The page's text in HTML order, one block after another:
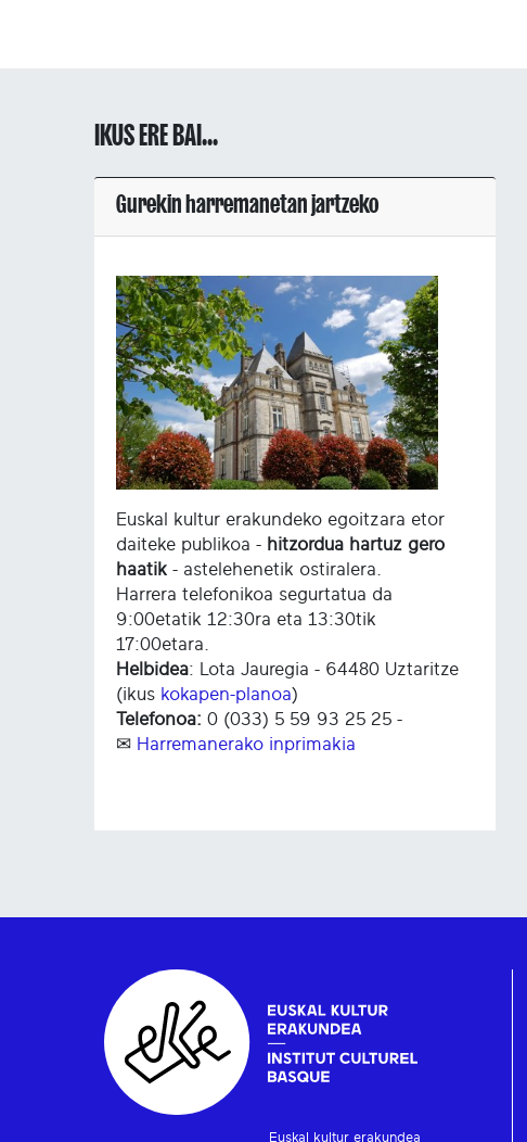
IKUS ERE BAI...
Gurekin harremanetan jartzeko
Euskal kultur erakundeko egoitzara etor
daiteke publikoa - hitzordua hartuz gero
haatik - astelehenetik ostiralera.
Harrera telefonikoa segurtatua da
9:00etatik 12:30ra eta 13:30tik
17:00etara.
Helbidea: Lota Jauregia - 64480 Uztaritze
(ikus kokapen-planoa)
Telefonoa: 0 (033) 5 59 93 25 25 -
✉ Harremanerako inprimakia
Euskal kultur erakundea